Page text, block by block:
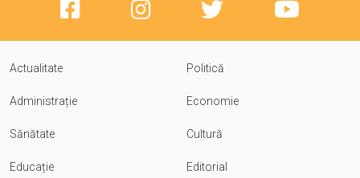
Actualitate Politică
Administrație Economie
Sănătate Cultură
Educație Editorial